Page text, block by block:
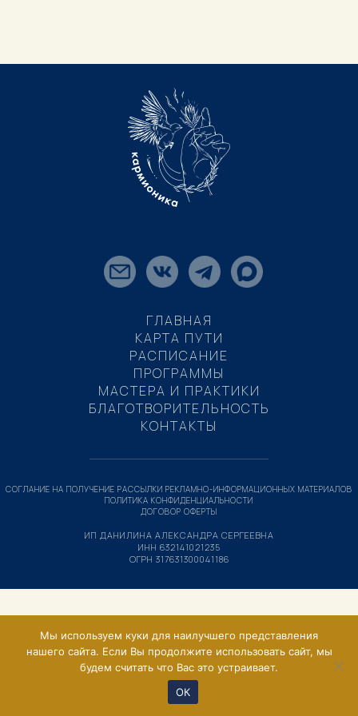
ГЛАВНАЯ
КАРТА ПУТИ
РАСПИСАНИЕ
ПРОГРАММЫ
МАСТЕРА И ПРАКТИКИ
БЛАГОТВОРИТЕЛЬНОСТЬ
КОНТАКТЫ
ИП ДАНИЛИНА АЛЕКСАНДРА СЕРГЕЕВНА
ИНН 632141021235
ОГРН 317631300041186
СОГЛАНИЕ НА ПОЛУЧЕНИЕ РАССЫЛКИ РЕКЛАМНО-ИНФОРМАЦИОННЫХ МАТЕРИАЛОВ
ПОЛИТИКА КОНФИДЕНЦИАЛЬНОСТИ
ДОГОВОР ОФЕРТЫ
Мы используем куки для наилучшего представления
нашего сайта. Если Вы продолжите использовать сайт, мы
будем считать что Вас это устраивает.
ОК